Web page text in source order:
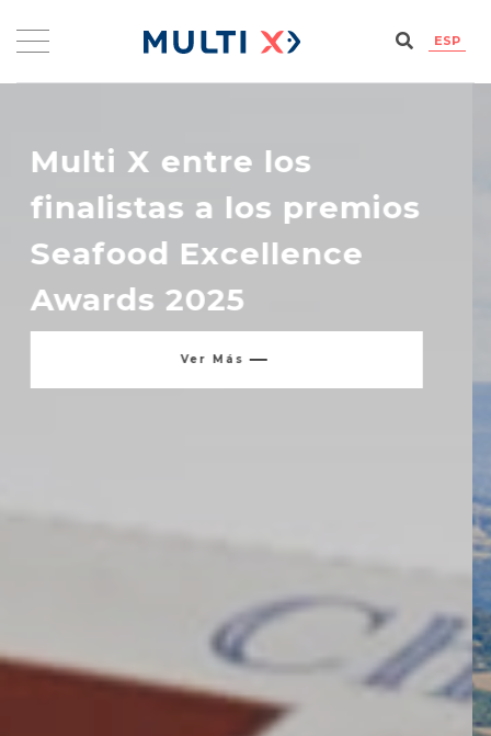
ESP
Multi X logra séptima
posición en Coller Fairr
Protein Producer
Ver Más